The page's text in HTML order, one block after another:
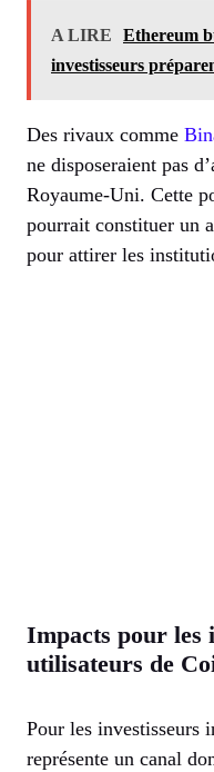
A LIRE
Ethereum
investisseurs
Des rivaux comme
ne disposeraient pas
Royaume-Uni. Cette
pourrait constituer un
pour attirer les
Impacts pour les
utilisateurs de
Pour les investisseurs
représente un canal